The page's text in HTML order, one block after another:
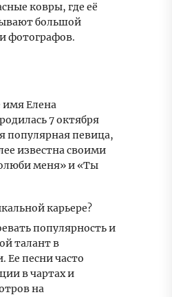
ковры, где её
большой
фотографов.
имя Елена
7 октября
популярная певица,
известна своими
меня» и «Ты
карьере?
популярность и
талант в
Ее песни часто
в чартах и
на